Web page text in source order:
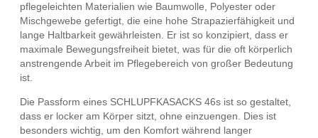
pflegeleichten Materialien wie Baumwolle, Polyester oder
Mischgewebe gefertigt, die eine hohe Strapazierfähigkeit und
lange Haltbarkeit gewährleisten. Er ist so konzipiert, dass er
maximale Bewegungsfreiheit bietet, was für die oft körperlich
anstrengende Arbeit im Pflegebereich von großer Bedeutung
ist.
Die Passform eines SCHLUPFKASACKS 46s ist so gestaltet,
dass er locker am Körper sitzt, ohne einzuengen. Dies ist
besonders wichtig, um den Komfort während langer